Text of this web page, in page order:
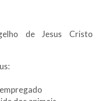
de Jesus Cristo